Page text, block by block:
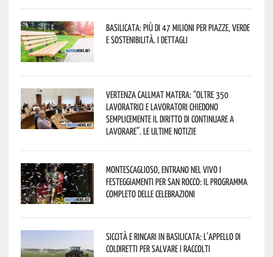
Basilicata: più di 47 milioni per piazze, verde
e sostenibilità. I dettagli
Vertenza CallMat Matera: “Oltre 350
lavoratrici e lavoratori chiedono
semplicemente il diritto di continuare a
lavorare”. Le ultime notizie
Montescaglioso, entrano nel vivo i
festeggiamenti per San Rocco: il programma
completo delle celebrazioni
Siccità e rincari in Basilicata: l’appello di
Coldiretti per salvare i raccolti